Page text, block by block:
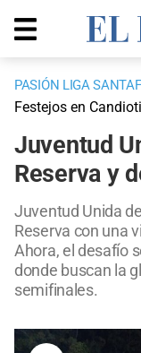
PASIÓN LIGA
Festejos en Candioti
Juventud
Reserva y
Juventud Unida
Reserva con una
Ahora, el desafío
donde buscan la
semifinales.